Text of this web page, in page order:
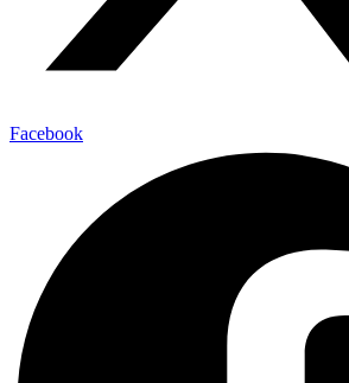
Facebook